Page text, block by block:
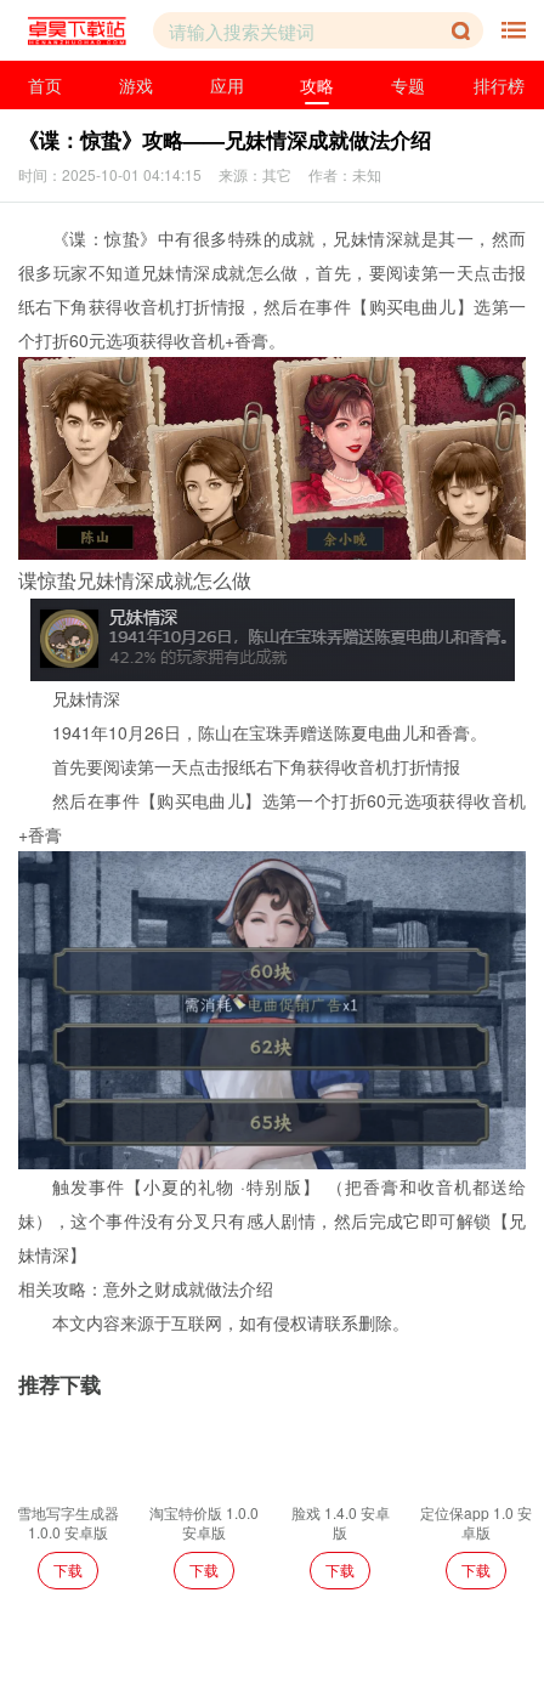
首页 游戏 应用 攻略 专题 排行榜
《谍：惊蛰》攻略——兄妹情深成就做法介绍
时间：2025-10-01 04:14:15 来源：其它 作者：未知
《谍：惊蛰》中有很多特殊的成就，兄妹情深就是其一，然而
很多玩家不知道兄妹情深成就怎么做，首先，要阅读第一天点击报
纸右下角获得收音机打折情报，然后在事件【购买电曲儿】选第一
个打折60元选项获得收音机+香膏。
谍惊蛰兄妹情深成就怎么做
兄妹情深
1941年10月26日，陈山在宝珠弄赠送陈夏电曲儿和香膏。
首先要阅读第一天点击报纸右下角获得收音机打折情报
然后在事件【购买电曲儿】选第一个打折60元选项获得收音机
+香膏
触发事件【小夏的礼物 ·特别版】 （把香膏和收音机都送给
妹），这个事件没有分叉只有感人剧情，然后完成它即可解锁【兄
妹情深】
相关攻略：意外之财成就做法介绍
本文内容来源于互联网，如有侵权请联系删除。
推荐下载
雪地写字生成器
1.0.0 安卓版
下载
淘宝特价版 1.0.0
安卓版
下载
脸戏 1.4.0 安卓
版
下载
定位保app 1.0 安
卓版
下载